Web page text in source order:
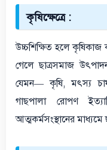
কৃষিক্ষেত্রে :
উচ্চশিক্ষিত হলে কৃষিকাজ
গেলে ছাত্রসমাজ
যেমন— কৃষি, মৎস্য
গাছপালা রোপণ
আত্মকর্মসংস্থানের